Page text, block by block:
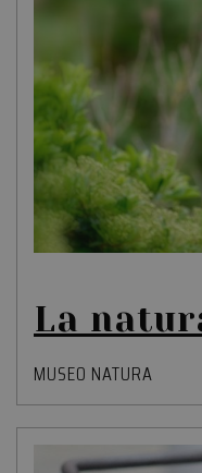
La
MUSEO NATURA